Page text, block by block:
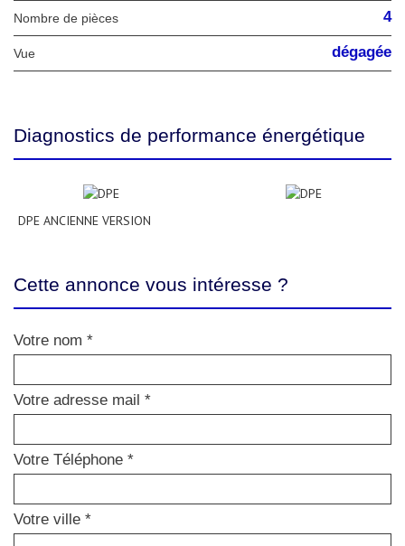
Nombre de pièces 4
Vue dégagée
Diagnostics de performance énergétique
DPE ANCIENNE VERSION
Cette annonce vous intéresse ?
Votre nom *
Votre adresse mail *
Votre Téléphone *
Votre ville *